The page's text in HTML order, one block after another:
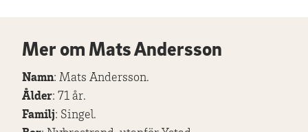
Mer om Mats Andersson
Namn: Mats Andersson.
Ålder: 71 år.
Familj: Singel.